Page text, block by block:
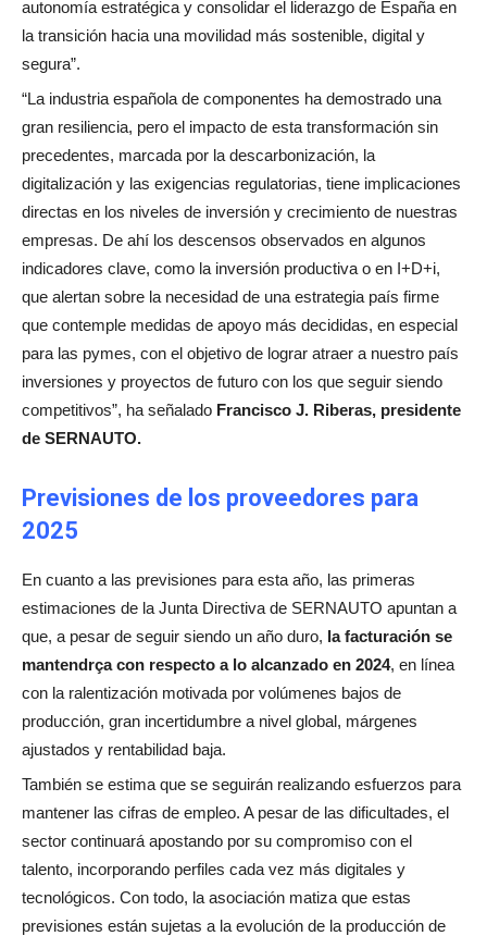
autonomía estratégica y consolidar el liderazgo de España en
la transición hacia una movilidad más sostenible, digital y
segura”.
“La industria española de componentes ha demostrado una
gran resiliencia, pero el impacto de esta transformación sin
precedentes, marcada por la descarbonización, la
digitalización y las exigencias regulatorias, tiene implicaciones
directas en los niveles de inversión y crecimiento de nuestras
empresas. De ahí los descensos observados en algunos
indicadores clave, como la inversión productiva o en I+D+i,
que alertan sobre la necesidad de una estrategia país firme
que contemple medidas de apoyo más decididas, en especial
para las pymes, con el objetivo de lograr atraer a nuestro país
inversiones y proyectos de futuro con los que seguir siendo
competitivos”, ha señalado Francisco J. Riberas, presidente
de SERNAUTO.
Previsiones de los proveedores para
2025
En cuanto a las previsiones para esta año, las primeras
estimaciones de la Junta Directiva de SERNAUTO apuntan a
que, a pesar de seguir siendo un año duro, la facturación se
mantendrça con respecto a lo alcanzado en 2024, en línea
con la ralentización motivada por volúmenes bajos de
producción, gran incertidumbre a nivel global, márgenes
ajustados y rentabilidad baja.
También se estima que se seguirán realizando esfuerzos para
mantener las cifras de empleo. A pesar de las dificultades, el
sector continuará apostando por su compromiso con el
talento, incorporando perfiles cada vez más digitales y
tecnológicos. Con todo, la asociación matiza que estas
previsiones están sujetas a la evolución de la producción de